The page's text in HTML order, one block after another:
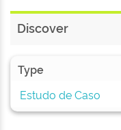
Discover
Type
Estudo de Caso